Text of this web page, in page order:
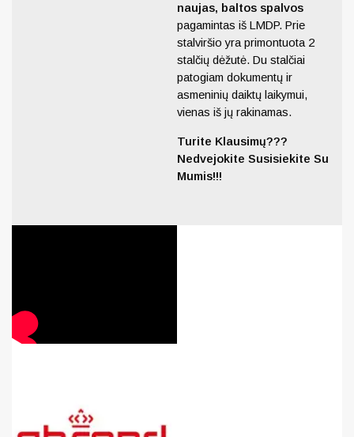
naujas, baltos spalvos
pagamintas iš LMDP. Prie
stalviršio yra primontuota 2
stalčių dėžutė. Du stalčiai
patogiam dokumentų ir
asmeninių daiktų laikymui,
vienas iš jų rakinamas.
Turite Klausimų???
Nedvejokite Susisiekite Su
Mumis!!!